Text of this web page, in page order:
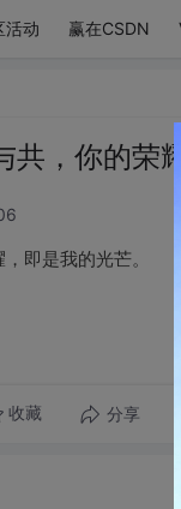
活动 赢在CSDN
，你的荣
即是我的光芒。
收藏 分享